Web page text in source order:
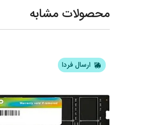
محصولات مشابه
ارسال فردا